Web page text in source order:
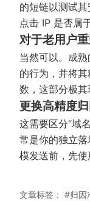
的短链以测试
点击 IP 是否属
对于老用户
当然可以。成
的行为，并将
数，这部分极其
更换高精度
这需要区分“域
常是你的独立
模发送前，先
文章标签： #归因